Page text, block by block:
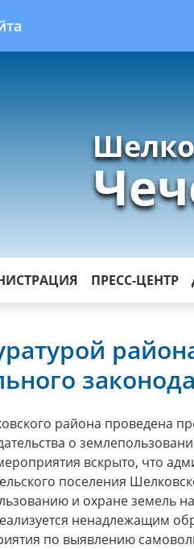
ПРЕСС-ЦЕНТР
района проведена
о
вскрыто, что
поселения
и охране земель
ненадлежащим
по выявлению